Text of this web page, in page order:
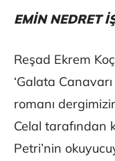
EMİN NEDRET
Reşad Ekrem
‘Galata
romanı
Celal tarafından
Petri’nin